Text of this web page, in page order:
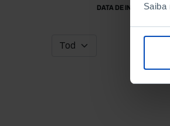
Saiba
DATA DE INÍCIO